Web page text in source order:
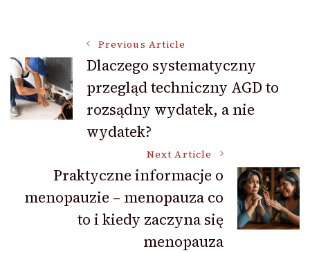
Post
Navigation
Previous Article
Dlaczego systematyczny
przegląd techniczny AGD to
rozsądny wydatek, a nie
wydatek?
Next Article
Praktyczne informacje o
menopauzie – menopauza co
to i kiedy zaczyna się
menopauza